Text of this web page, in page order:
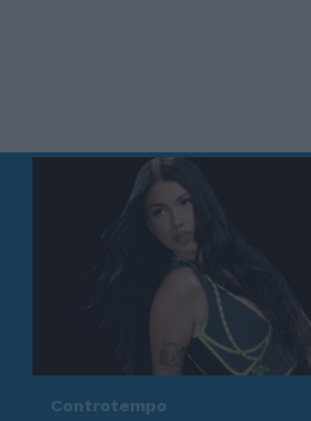
Controtempo